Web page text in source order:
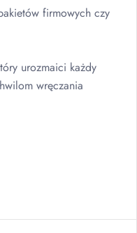
firmowych czy
urozmaici każdy
wręczania